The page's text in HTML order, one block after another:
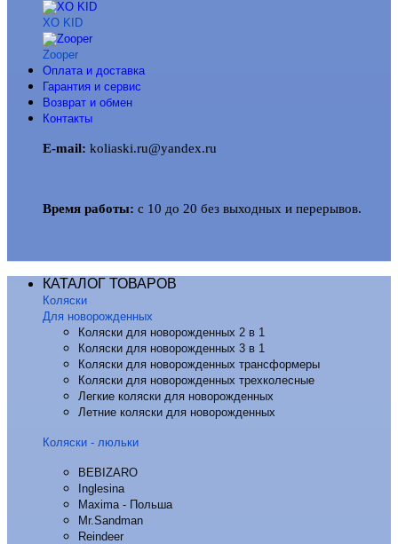
XO KID
Zooper
Оплата и доставка
Гарантия и сервис
Возврат и обмен
Контакты
E-mail: koliaski.ru@yandex.ru
Время работы: с 10 до 20 без выходных и перерывов.
КАТАЛОГ ТОВАРОВ
Коляски
Для новорожденных
Коляски для новорожденных 2 в 1
Коляски для новорожденных 3 в 1
Коляски для новорожденных трансформеры
Коляски для новорожденных трехколесные
Легкие коляски для новорожденных
Летние коляски для новорожденных
Коляски - люльки
BEBIZARO
Inglesina
Maxima - Польша
Mr.Sandman
Reindeer